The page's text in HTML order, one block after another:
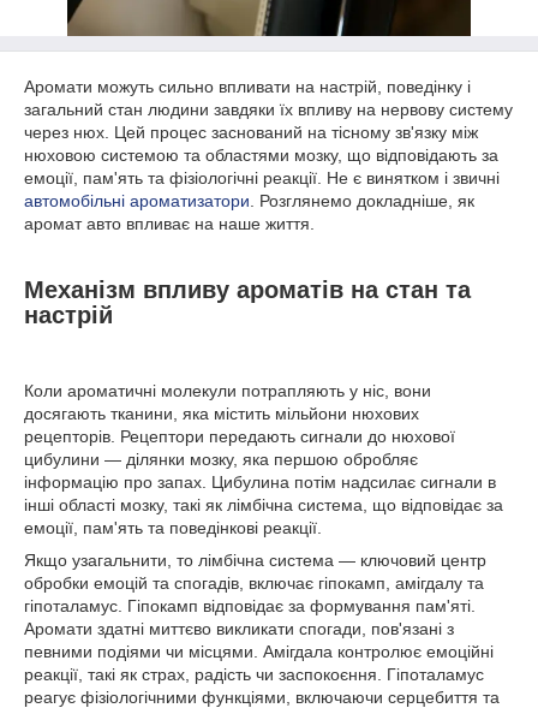
Аромати можуть сильно впливати на настрій, поведінку і
загальний стан людини завдяки їх впливу на нервову систему
через нюх. Цей процес заснований на тісному зв'язку між
нюховою системою та областями мозку, що відповідають за
емоції, пам'ять та фізіологічні реакції. Не є винятком ​​і звичні
автомобільні ароматизатори . Розглянемо докладніше, як
аромат авто впливає на наше життя.
Механізм впливу ароматів на стан та
настрій
Коли ароматичні молекули потрапляють у ніс, вони
досягають тканини, яка містить мільйони нюхових
рецепторів. Рецептори передають сигнали до нюхової
цибулини — ділянки мозку, яка першою обробляє
інформацію про запах. Цибулина потім надсилає сигнали в
інші області мозку, такі як лімбічна система, що відповідає за
емоції, пам'ять та поведінкові реакції.
Якщо узагальнити, то лімбічна система — ключовий центр
обробки емоцій та спогадів, включає гіпокамп, амігдалу та
гіпоталамус. Гіпокамп відповідає за формування пам'яті.
Аромати здатні миттєво викликати спогади, пов'язані з
певними подіями чи місцями. Амігдала контролює емоційні
реакції, такі як страх, радість чи заспокоєння. Гіпоталамус
реагує фізіологічними функціями, включаючи серцебиття та